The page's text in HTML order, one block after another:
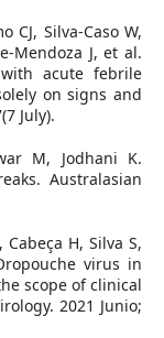
CJ, Silva-Caso W,
Mendoza J, et al.
acute febrile
on signs and
July).
M, Jodhani K.
Australasian
H, Silva S,
virus in
scope of clinical
2021 Junio;